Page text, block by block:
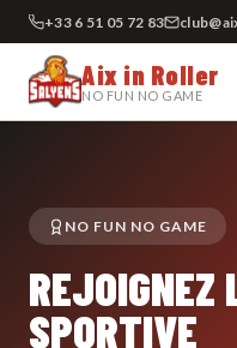
+33 6 51 05 72 83
Aix in Roller
NO FUN NO GAME
NO FUN NO GAME
REJOIGNEZ
SPORTIVE